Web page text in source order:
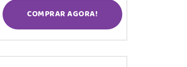
COMPRAR AGORA!